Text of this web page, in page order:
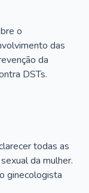
o
das
da
DSTs.
todas as
da mulher.
ginecologista